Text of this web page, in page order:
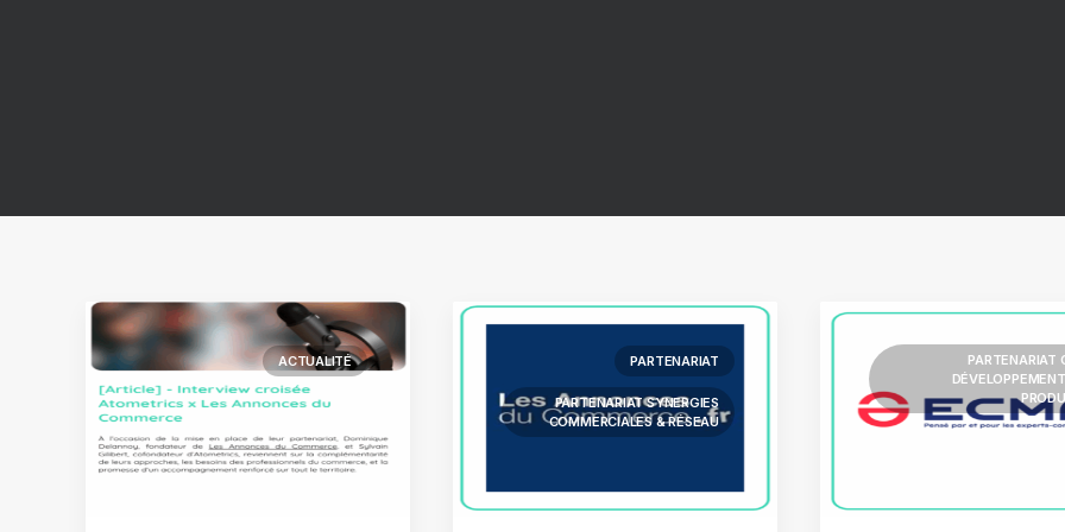
ACTUALITÉ PARTENARIAT
PARTENARIAT SYNERGIES
COMMERCIALES & RÉSEAU
PARTENARIAT